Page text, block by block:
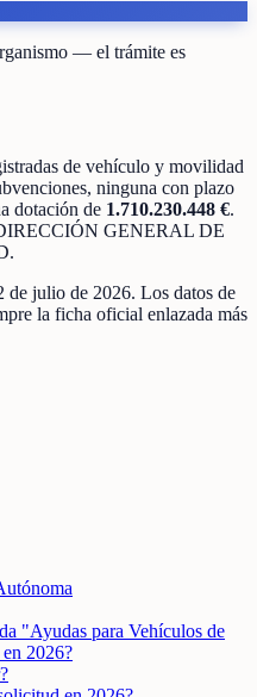
— el trámite es
de vehículo y movilidad
, ninguna con plazo
dotación de 1.710.230.448 €.
GENERAL DE
.
de julio de 2026. Los datos de
la ficha oficial enlazada más
"Ayudas para Vehículos de
2026?